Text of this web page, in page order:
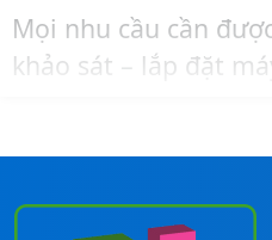
Mọi nhu cầu cần
khảo sát – lắp đặt